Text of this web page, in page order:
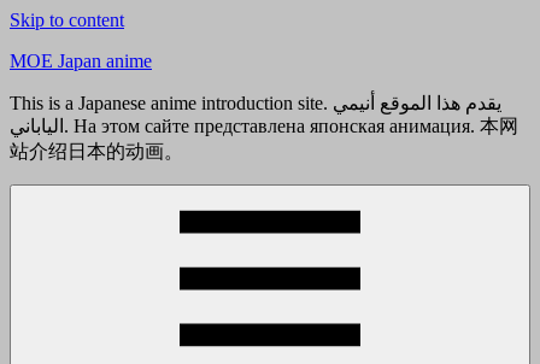
Skip to content
MOE Japan anime
This is a Japanese anime introduction site. يقدم هذا الموقع أنيمي
الياباني. На этом сайте представлена японская анимация. 本网
站介绍日本的动画。